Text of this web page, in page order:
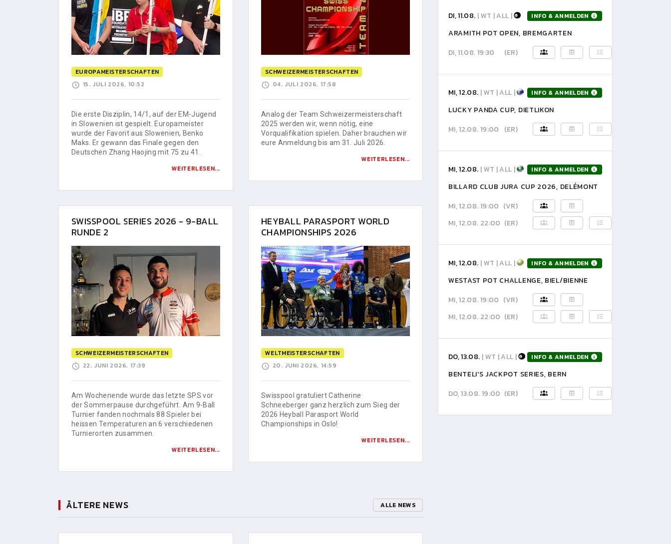
EUROPAMEISTERSCHAFTEN
15. JULI 2026, 10:52
Die erste Disziplin, 14/1, auf der EM-Jugend
in Slowenien ist gespielt. Europameister
wurde der Favorit aus Slowenien, Benko
Maks. Er gewann das Finale gegen den
Deutschen Zhang Haojing mit 75 zu 41.
WEITERLESEN...
SCHWEIZERMEISTERSCHAFTEN
04. JULI 2026, 17:58
Analog der Team Schweizermeisterschaft
2025 werden wir, wenn nötig, eine
Vorqualifikation spielen. Daher brauchen wir
eure Anmeldung bis am 31. Juli 2026.
WEITERLESEN...
SWISSPOOL SERIES 2026 - 9-BALL
RUNDE 2
SCHWEIZERMEISTERSCHAFTEN
22. JUNI 2026, 17:39
Am Wochenende wurde das letzte SPS vor
der Sommerpause durchgeführt. Am 9-Ball
Turnier fanden nochmals 88 Spieler bei
heissen Temperaturen an 6 verschiedenen
Turnierorten zusammen.
WEITERLESEN...
HEYBALL PARASPORT WORLD
CHAMPIONSHIPS 2026
WELTMEISTERSCHAFTEN
20. JUNI 2026, 14:59
Swisspool gratuliert Catherine
Schneeberger ganz herzlich zum Sieg der
2026 Heyball Parasport World
Championships in Oslo!
WEITERLESEN...
ÄLTERE NEWS ALLE NEWS
DI, 11.08. | WT | ALL | INFO & ANMELDEN
ARAMITH POT OPEN, BREMGARTEN
DI, 11.08. 19:30
(ER)
MI, 12.08. | WT | ALL | INFO & ANMELDEN
LUCKY PANDA CUP, DIETLIKON
MI, 12.08. 19:00
(ER)
MI, 12.08. | WT | ALL | INFO & ANMELDEN
BILLARD CLUB JURA CUP 2026, DELÉMONT
MI, 12.08. 19:00 (VR)
MI, 12.08. 22:00 (ER)
MI, 12.08. | WT | ALL | INFO & ANMELDEN
WESTAST POT CHALLENGE, BIEL/BIENNE
MI, 12.08. 19:00 (VR)
MI, 12.08. 22:00 (ER)
DO, 13.08. | WT | ALL | INFO & ANMELDEN
BENTELI'S JACKPOT SERIES, BERN
DO, 13.08. 19:00 (ER)